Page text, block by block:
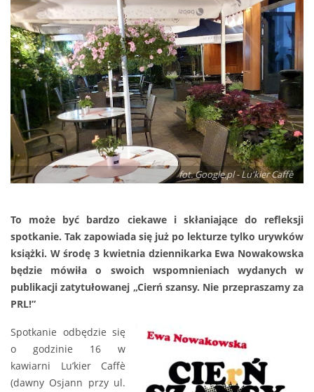
fot. Google.pl - Lu'kier Caffè
To może być bardzo ciekawe i skłaniające do refleksji
spotkanie. Tak zapowiada się już po lekturze tylko urywków
książki. W środę 3 kwietnia dziennikarka Ewa Nowakowska
będzie mówiła o swoich wspomnieniach wydanych w
publikacji zatytułowanej „Cierń szansy. Nie przepraszamy za
PRL!”
Spotkanie odbędzie się
o godzinie 16 w
kawiarni Lu’kier Caffè
(dawny Osjann przy ul.